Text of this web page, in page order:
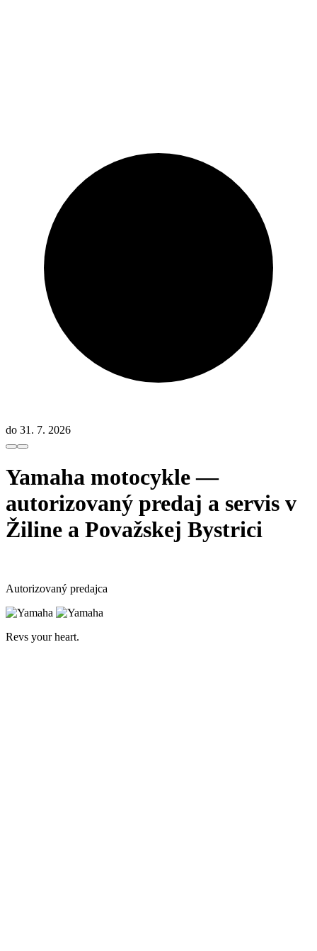
do 31. 7. 2026
Yamaha motocykle —
autorizovaný predaj a servis v
Žiline a Považskej Bystrici
Autorizovaný predajca
Revs your heart.